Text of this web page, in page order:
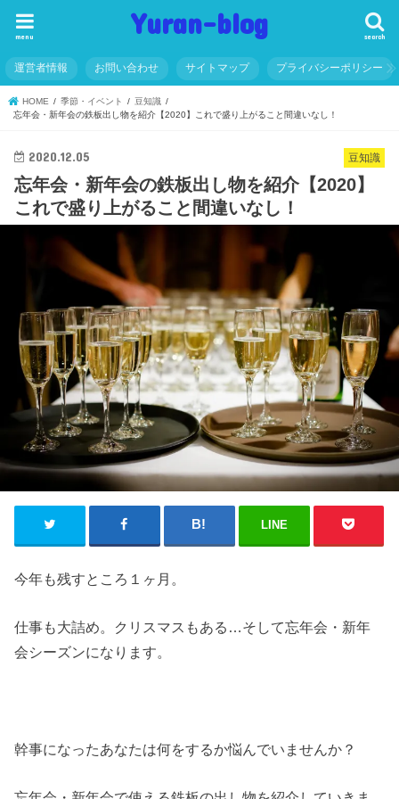
Yuran-blog search
menu
運営者情報 お問い合わせ サイトマップ プライバシーポリシー
HOME 季節・イベント
豆知識
忘年会・新年会の鉄板出し物を紹介【2020】これで盛り上がること間違いなし！
豆知識
2020.12.05
忘年会・新年会の鉄板出し物を紹介【2020】
これで盛り上がること間違いなし！
LINE
今年も残すところ１ヶ月。
仕事も大詰め。クリスマスもある…そして忘年会・新年
会シーズンになります。
幹事になったあなたは何をするか悩んでいませんか？